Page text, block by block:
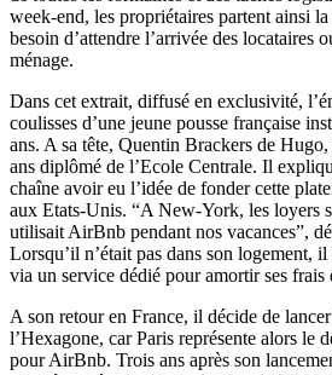
week-end, les propriétaires partent ainsi
besoin d’attendre l’arrivée des locataires
ménage.
Dans cet extrait, diffusé en exclusivité,
coulisses d’une jeune pousse française
ans. A sa tête, Quentin Brackers de
ans diplômé de l’Ecole Centrale. Il
chaîne avoir eu l’idée de fonder cette
aux Etats-Unis. “A New-York, les loyers
utilisait AirBnb pendant nos vacances”,
Lorsqu’il n’était pas dans son logement,
via un service dédié pour amortir ses frais
A son retour en France, il décide de
l’Hexagone, car Paris représente alors le
pour AirBnb. Trois ans après son